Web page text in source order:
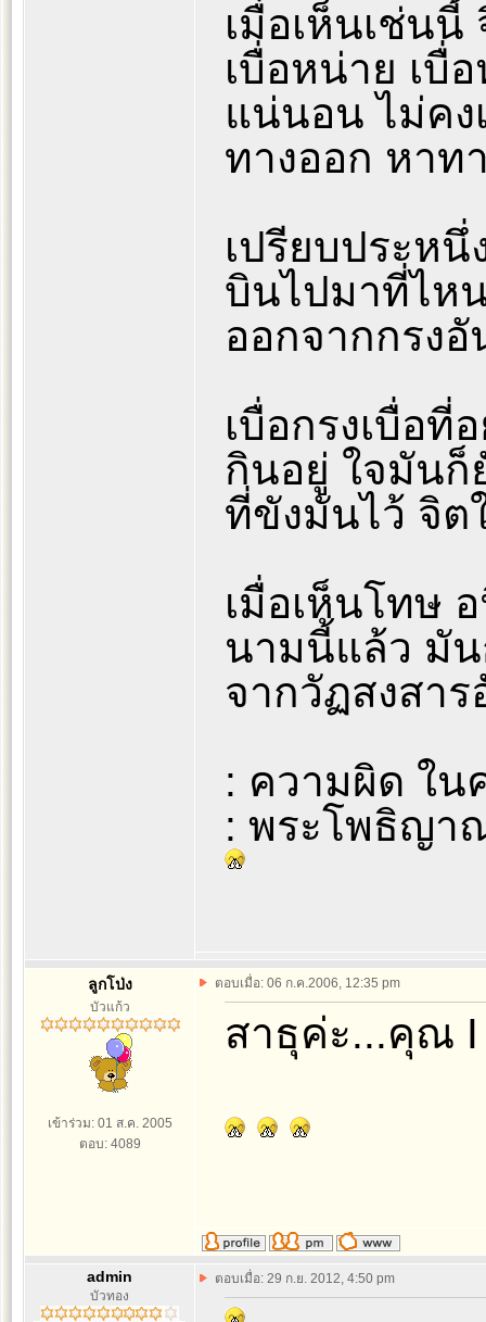
เมื่อเห็นเช่นนี้
เบื่อหน่าย เบื่
แน่นอน ไม่คง
ทางออก หาท
เปรียบประห
บินไปมาที่ไห
ออกจากกรง
เบื่อกรงเบื่อที่
กินอยู่ ใจมันก็
ที่ขังมันไว้ จิต
เมื่อเห็นโทษ
นามนี้แล้ว มั
จากวัฏสงสา
: ความผิด ใน
: พระโพธิญา
ลูกโป่ง
บัวแก้ว
เข้าร่วม: 01 ส.ค. 2005
ตอบ: 4089
ตอบเมื่อ: 06 ก.ค.2006, 12:35 pm
สาธุค่ะ...คุณ I
admin
บัวทอง
ตอบเมื่อ: 29 ก.ย. 2012, 4:50 pm